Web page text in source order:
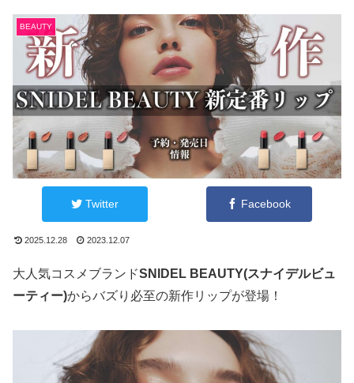
BEAUTY
Twitter Facebook
2025.12.28 2023.12.07
大人気コスメブランドSNIDEL BEAUTY(スナイデルビュ
ーティー)からバズり必至の新作リップが登場！